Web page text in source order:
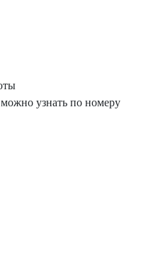
узнать по номеру